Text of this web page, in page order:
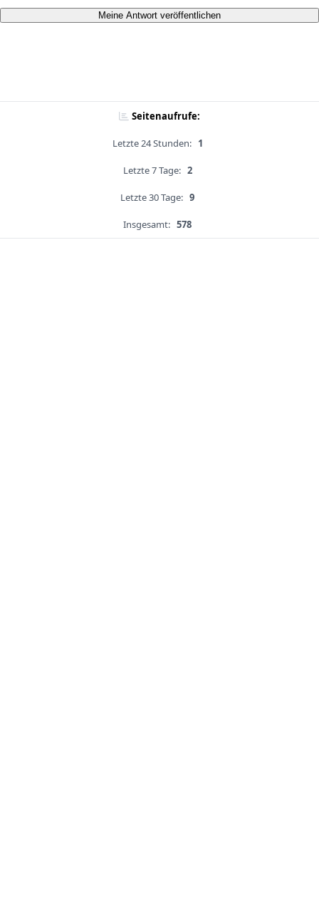
Meine Antwort veröffentlichen
Seitenaufrufe:
Letzte 24 Stunden: 1
Letzte 7 Tage: 2
Letzte 30 Tage: 9
Insgesamt: 578